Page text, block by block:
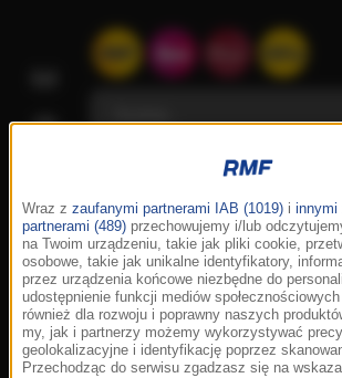
Wraz z zaufanymi partnerami IAB (1019) i innymi
partnerami (489) przechowujemy i/lub
na Twoim urządzeniu, takie jak pliki cookie,
osobowe, takie jak unikalne identyfikatory,
przez urządzenia końcowe niezbędne do
udostępnienie funkcji mediów
również dla rozwoju i poprawny naszych
my, jak i partnerzy możemy wykorzystywać
geolokalizacyjne i identyfikację poprzez
Przechodząc do serwisu zgadzasz się na